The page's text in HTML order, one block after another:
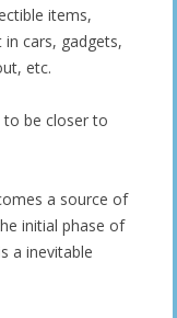
items,
cars, gadgets,
etc.
to be closer to
a source of
initial phase of
a inevitable